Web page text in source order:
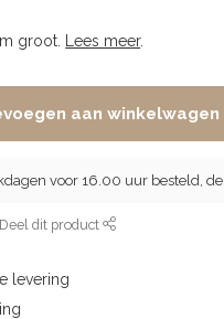
groot. Lees meer.
aan winkelwagen
voor 16.00 uur besteld,
Deel dit product
levering